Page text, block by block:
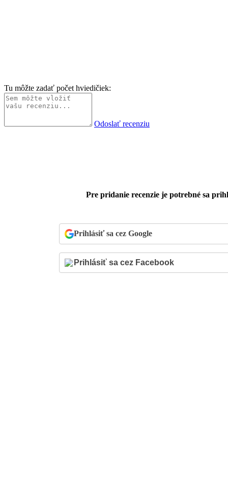
Tu môžte zadať počet hviedičiek:
Odoslať recenziu
Pre pridanie recenzie je potrebné sa
Prihlásiť sa cez Google